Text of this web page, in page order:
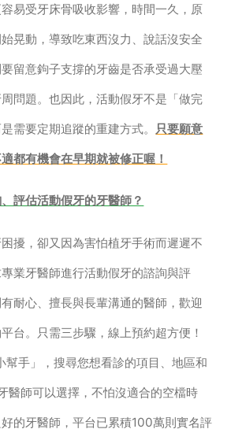
易受牙床骨吸收影響，時間一久，原
晃動，導致吃東西沒力、說話沒安全
留意鉤子支撐的牙齒是否承受過大壓
問題。也因此，活動假牙不是「做完
需要定期追蹤的重建方式。 只要願意
都有機會在早期就被修正喔！
評估活動假牙的牙醫師？
擾，卻又因為害怕植牙手術而遲遲不
業牙醫師進行活動假牙的諮詢與評
耐心、擅長與長輩溝通的醫師，歡迎
台。只需三步驟，線上預約超方便！
幫手」，搜尋您想看診的項目、地區和
醫師可以選擇，不怕沒適合的空檔時
的牙醫師，平台已累積100萬則實名評